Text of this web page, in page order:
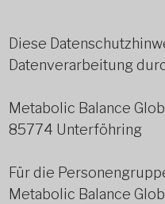
Diese
Datenverarbeitung
Metabolic Balance
85774 Unterföhring
Für die
Metabolic Balance